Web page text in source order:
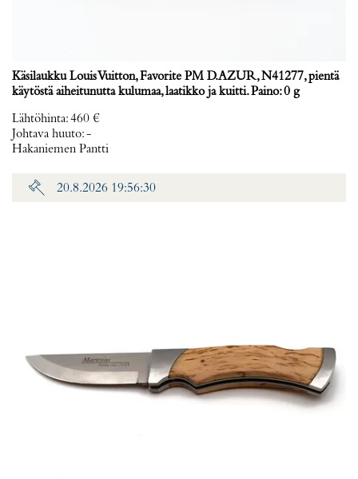
Käsilaukku Louis Vuitton, Favorite PM D.AZUR, N41277, pientä
käytöstä aiheitunutta kulumaa, laatikko ja kuitti. Paino: 0 g
Lähtöhinta:460 €
Johtava huuto:-
Hakaniemen Pantti
20.8.2026 19:56:30